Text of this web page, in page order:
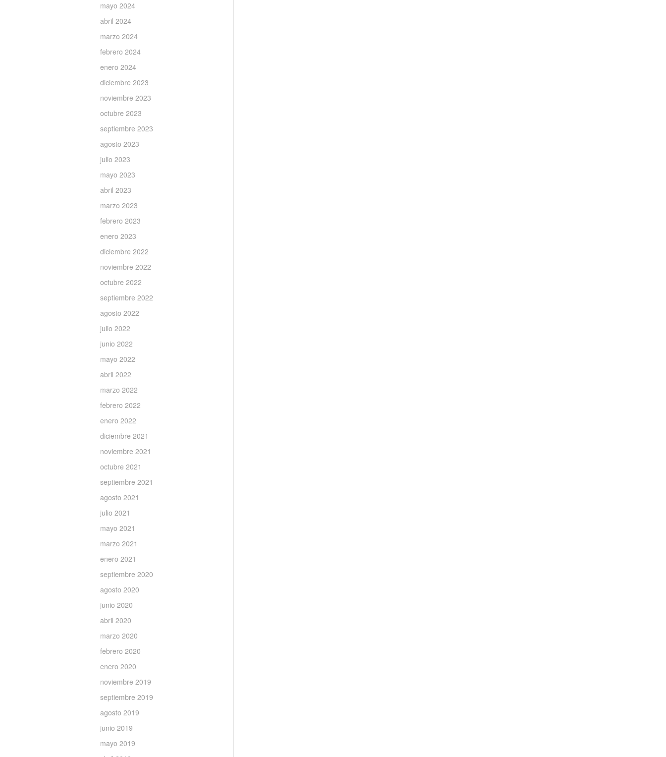
mayo 2024
abril 2024
marzo 2024
febrero 2024
enero 2024
diciembre 2023
noviembre 2023
octubre 2023
septiembre 2023
agosto 2023
julio 2023
mayo 2023
abril 2023
marzo 2023
febrero 2023
enero 2023
diciembre 2022
noviembre 2022
octubre 2022
septiembre 2022
agosto 2022
julio 2022
junio 2022
mayo 2022
abril 2022
marzo 2022
febrero 2022
enero 2022
diciembre 2021
noviembre 2021
octubre 2021
septiembre 2021
agosto 2021
julio 2021
mayo 2021
marzo 2021
enero 2021
septiembre 2020
agosto 2020
junio 2020
abril 2020
marzo 2020
febrero 2020
enero 2020
noviembre 2019
septiembre 2019
agosto 2019
junio 2019
mayo 2019